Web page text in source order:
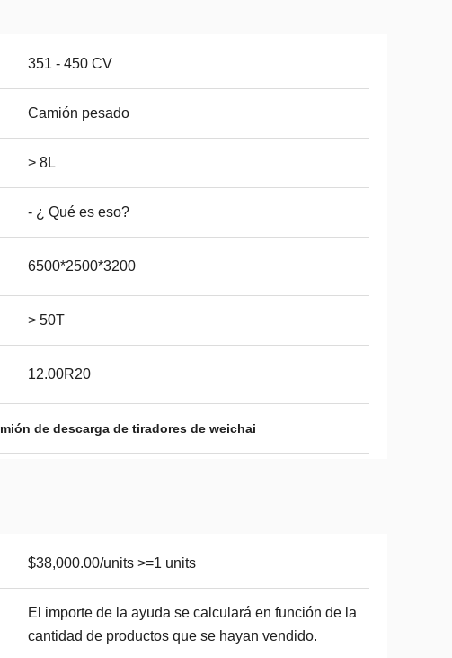
351 - 450 CV
Camión pesado
> 8L
- ¿ Qué es eso?
6500*2500*3200
> 50T
12.00R20
de descarga de tiradores de weichai
$38,000.00/units >=1 units
El importe de la ayuda se calculará en función de la
cantidad de productos que se hayan vendido.